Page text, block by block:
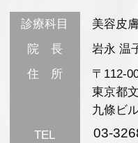
診療科目
美容皮
院 長
岩永 温
住 所
〒112-
東京都
九條ビ
TEL
03-